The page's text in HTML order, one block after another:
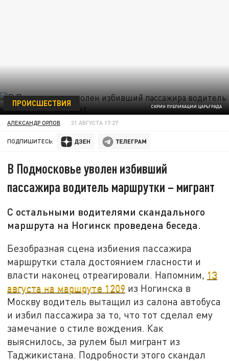
СКРИН ПУБЛИКАЦИИ ЦАРЬГРАДА
ПРОИСШЕСТВИЯ
АЛЕКСАНДР ОРЛОВ 31 АВГУСТА 17:27
ПОДПИШИТЕСЬ:
В Подмосковье уволен избивший
пассажира водитель маршрутки – мигрант
С остальными водителями скандального
маршрута на Ногинск проведена беседа.
Безобразная сцена избиения пассажира
маршрутки стала достоянием гласности и
власти наконец отреагировали. Напомним, 13
августа на маршруте 1209 из Ногинска в
Москву водитель вытащил из салона автобуса
и избил пассажира за то, что тот сделал ему
замечание о стиле вождения. Как
выяснилось, за рулем был мигрант из
Таджикистана. Подробности этого скандал